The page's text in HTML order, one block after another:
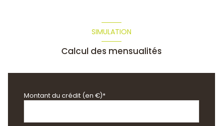
SIMULATION
Calcul des mensualités
Montant du crédit (en €)*